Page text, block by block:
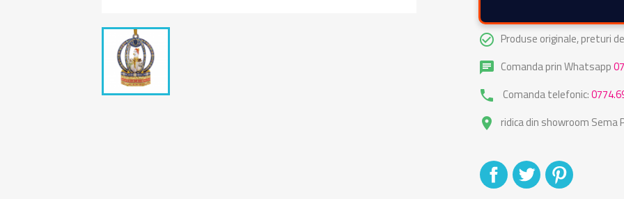
check_circle_outline Produse originale, preturi
chat Comanda prin Whatsapp
phone Comanda telefonic:
place ridica din showroom Sema
DistribuitiTweet